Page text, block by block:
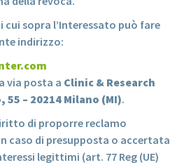
cui sopra l’Interessato può fare
indirizzo:
via posta a Clinic & Research
55 – 20214 Milano (MI).
di proporre reclamo
caso di presupposta o accertata
legittimi (art. 77 Reg (UE)